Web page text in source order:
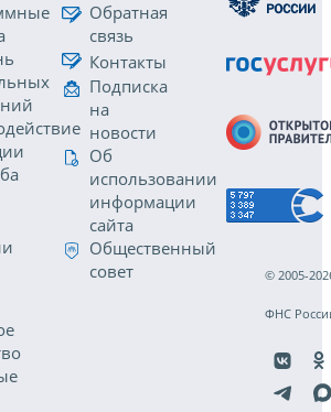
Обратная
связь
Контакты
Подписка
на
новости
Об
использовании
информации
сайта
Общественный
совет
© 2005-
ФНС